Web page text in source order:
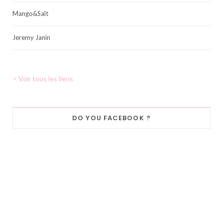
Mango&Salt
Jeremy Janin
> Voir tous les liens
DO YOU FACEBOOK ?